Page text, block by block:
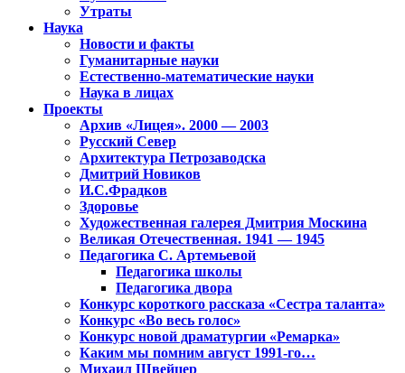
Утраты
Наука
Новости и факты
Гуманитарные науки
Естественно-математические науки
Наука в лицах
Проекты
Архив «Лицея». 2000 — 2003
Русский Север
Архитектура Петрозаводска
Дмитрий Новиков
И.С.Фрадков
Здоровье
Художественная галерея Дмитрия Москина
Великая Отечественная. 1941 — 1945
Педагогика С. Артемьевой
Педагогика школы
Педагогика двора
Конкурс короткого рассказа «Сестра таланта»
Конкурс «Во весь голос»
Конкурс новой драматургии «Ремарка»
Каким мы помним август 1991-го…
Михаил Швейцер